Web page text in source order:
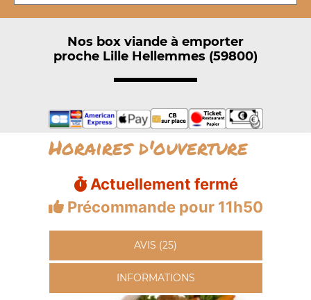
Nos box viande à emporter
proche Lille Hellemmes (59800)
Horaires d'ouverture
Actuellement fermé
Précommande pour 11h50
AVIS (25)
INFORMATIONS